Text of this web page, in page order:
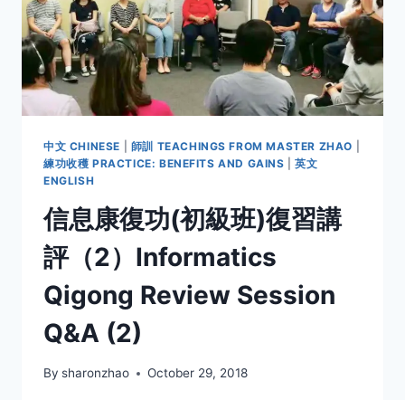
中文 CHINESE 師訓 TEACHINGS FROM MASTER ZHAO
練功收穫 PRACTICE: BENEFITS AND GAINS |英文
ENGLISH
信息康復功(初級班)復習講
評（2）Informatics
Qigong Review Session
Q&A (2)
By sharonzhao October 29, 2018